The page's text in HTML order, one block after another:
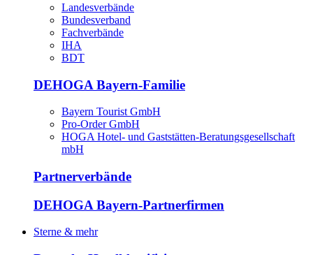
Landesverbände
Bundesverband
Fachverbände
IHA
BDT
DEHOGA Bayern-Familie
Bayern Tourist GmbH
Pro-Order GmbH
HOGA Hotel- und Gaststätten-Beratungsgesellschaft
mbH
Partnerverbände
DEHOGA Bayern-Partnerfirmen
Sterne & mehr